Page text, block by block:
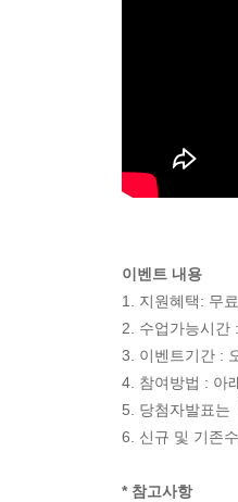
이벤트 내용
1. 지원혜택: 무
2. 수업가능시간
3. 이벤트기간 :
4. 참여방법 : 아
5. 당첨자발표는
6. 신규 및 기존
* 참고사항